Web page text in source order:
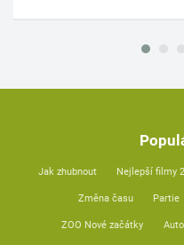
Jak zhubnout Nejlepší filmy
Změna času Partie
ZOO Nové začátky